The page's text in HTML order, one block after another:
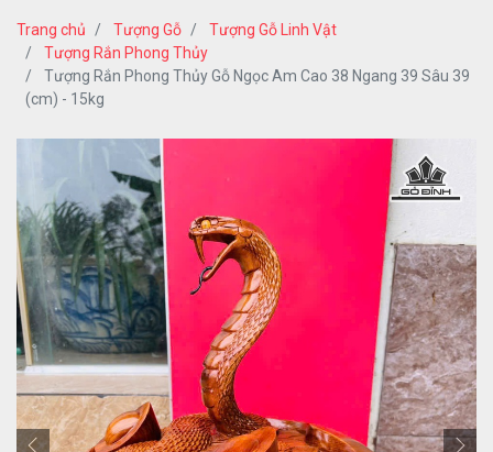
Trang chủ Tượng Gỗ
Tượng Gỗ Linh Vật
Tượng Rắn Phong Thủy
Tượng Rắn Phong Thủy Gỗ Ngọc Am Cao 38 Ngang 39 Sâu 39
(cm) - 15kg